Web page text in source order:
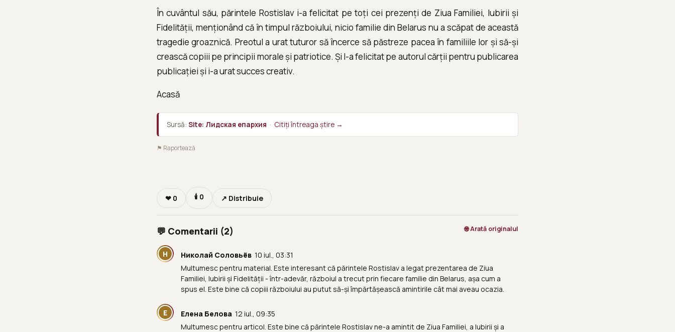
În cuvântul său, părintele Rostislav i-a felicitat pe toți cei prezenți de Ziua Familiei, Iubirii și
Fidelității, menționând că în timpul războiului, nicio familie din Belarus nu a scăpat de această
tragedie groaznică. Preotul a urat tuturor să încerce să păstreze pacea în familiile lor și să-și
crească copiii pe principii morale și patriotice. Și l-a felicitat pe autorul cărții pentru publicarea
publicației și i-a urat succes creativ.
Acasă
Sursă: Site: Лидская епархия · Citiți întreaga știre →
⚑ Raportează
❤ 0 🕯 0 ↗ Distribuie
💬 Comentarii (2) 🌐 Arată originalul
Н Николай Соловьёв 10 iul., 03:31
Multumesc pentru material. Este interesant că părintele Rostislav a legat prezentarea de Ziua
Familiei, Iubirii și Fidelității - într-adevăr, războiul a trecut prin fiecare familie din Belarus, așa cum a
spus el. Este bine că copiii războiului au putut să-și împărtășească amintirile cât mai aveau ocazia.
Е Елена Белова 12 iul., 09:35
Multumesc pentru articol. Este bine că părintele Rostislav ne-a amintit de Ziua Familiei, a Iubirii și a